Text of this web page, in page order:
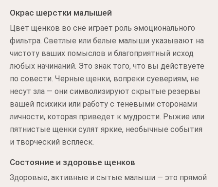
Окрас шерстки малышей
Цвет щенков во сне играет роль эмоционального
фильтра. Светлые или белые малыши указывают на
чистоту ваших помыслов и благоприятный исход
любых начинаний. Это знак того, что вы действуете
по совести. Черные щенки, вопреки суевериям, не
несут зла — они символизируют скрытые резервы
вашей психики или работу с теневыми сторонами
личности, которая приведет к мудрости. Рыжие или
пятнистые щенки сулят яркие, необычные события
и творческий всплеск.
Состояние и здоровье щенков
Здоровые, активные и сытые малыши — это прямой